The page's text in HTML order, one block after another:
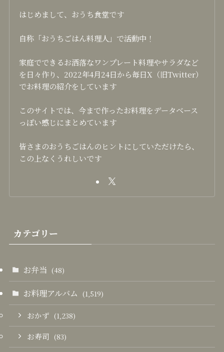
はじめまして、おうち食堂です
自称「おうちごはん料理人」で活動中！
家庭でできるお洒落なワンプレート料理やサラダなど
を日々作り、2022年4月24日から毎日X（旧Twitter）
でお料理の紹介をしています
このサイトでは、今まで作ったお料理をデータベース
っぽい感じにまとめています
皆さまのおうちごはんのヒントにしていただけたら、
この上なくうれしいです
カテゴリー
お弁当 (48)
お料理アルバム (1,519)
おかず (1,238)
お寿司 (83)